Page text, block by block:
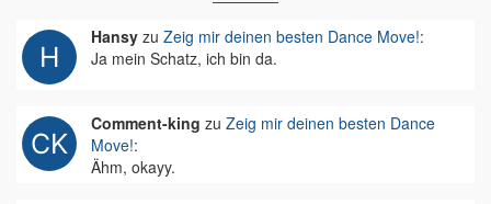
Hansy zu Zeig mir deinen besten Dance Move!:
Ja mein Schatz, ich bin da.
Comment-king zu Zeig mir deinen besten Dance
Move!:
Ähm, okayy.